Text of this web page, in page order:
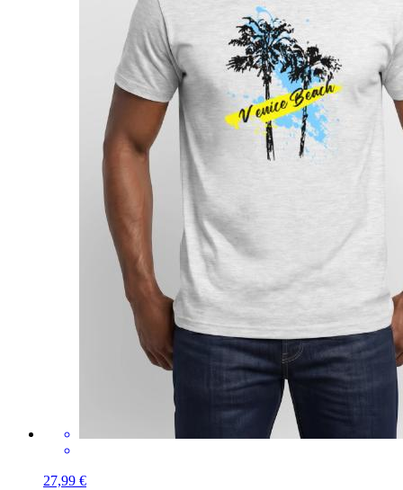
27,99 €